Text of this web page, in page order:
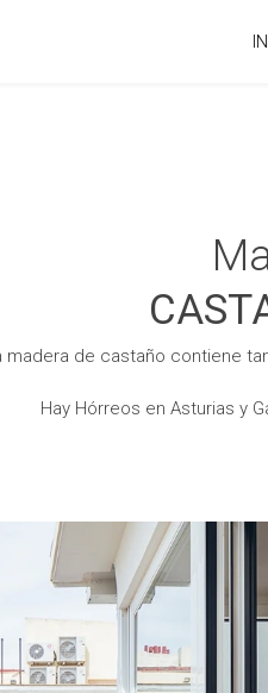
de castaño contiene
Hay Hórreos en Asturias y